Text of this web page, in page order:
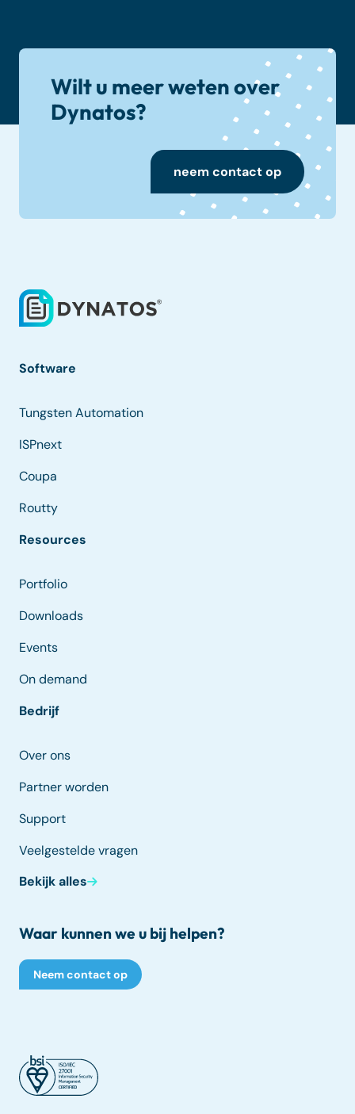
Wilt u meer weten over
Dynatos?
neem contact op
Software
Tungsten Automation
ISPnext
Coupa
Routty
Resources
Portfolio
Downloads
Events
On demand
Bedrijf
Over ons
Partner worden
Support
Veelgestelde vragen
Bekijk alles
Waar kunnen we u bij helpen?
Neem contact op